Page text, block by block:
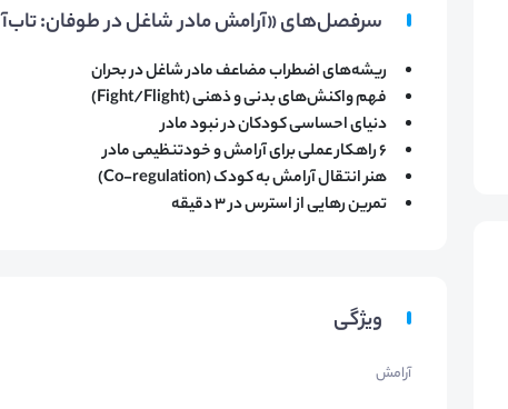
سرفصل‌های «آرامش مادر شاغل در طوفان:
ریشه‌های اضطراب مضاعف مادر شاغل در بحران
فهم واکنش‌های بدنی و ذهنی (Fight/Flight)
دنیای احساسی کودکان در نبود مادر
۶ راهکار عملی برای آرامش و خودتنظیمی مادر
هنر انتقال آرامش به کودک (Co-regulation)
تمرین رهایی از استرس در ۳ دقیقه
ویژگی
آرامش